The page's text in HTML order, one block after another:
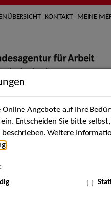
KONTAKT MEINE
Künstler*innen
#3 in Wien
Angebote auf Ihre
Entscheiden Sie bitte
Weitere